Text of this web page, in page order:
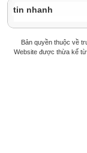
tin nhanh
Bản quyền thuộc về
Website được thừa kế